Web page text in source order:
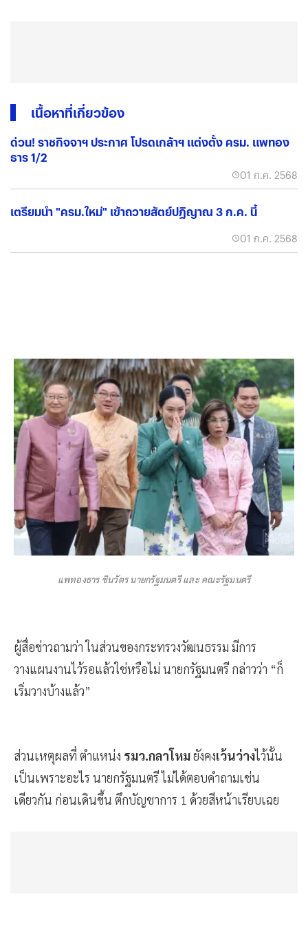
เนื้อหาที่เกี่ยวข้อง
ด่วน! ราชกิจจาฯ ประกาศ โปรดเกล้าฯ แต่งตั้ง ครม. แพทอง
ธาร 1/2
01 ก.ค. 2568
เตรียมนำ "ครม.ใหม่" เข้าถวายสัตย์ปฏิญาณ 3 ก.ค. นี้
01 ก.ค. 2568
แพทองธาร ชินวัตร นายกรัฐมนตรี และ คณะรัฐมนตรี
ผู้สื่อข่าวถามว่า ในส่วนของกระทรวงวัฒนธรรม มีการ
วางแผนงานไว้รอแล้วใช่หรือไม่ นายกรัฐมนตรี กล่าวว่า “ก็
เริ่มวางบ้างแล้ว”
ส่วนเหตุผลที่ ตำแหน่ง รมว.กลาโหมยังคงเว้นว่างไว้นั้น
เป็นเพราะอะไร นายกรัฐมนตรี ไม่ได้ตอบคำถามเช่น
เดียวกัน ก่อนเดินขึ้น ตึกบัญชาการ 1 ด้วยสีหน้าเรียบเฉย